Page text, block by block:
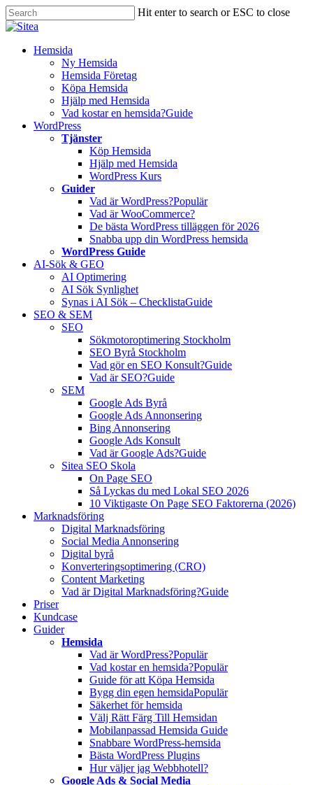
Skip
to
content
Hit enter to search or ESC to close
Close
InnehållHemsida
Ny Hemsida
Hemsida Företag
Köpa Hemsida
Hjälp med Hemsida
Vad kostar en hemsida?Guide
WordPress
Tjänster
Köp Hemsida
Hjälp med Hemsida
WordPress Kurs
Guider
Vad är WordPress?Populär
Vad är WooCommerce?
De bästa WordPress tilläggen för 2026
Snabba upp din WordPress hemsida
WordPress Guide
AI-Sök & GEO
AI Optimering
AI Sök Synlighet
Synas i AI Sök – ChecklistaGuide
SEO & SEM
SEO
Sökmotoroptimering Stockholm
SEO Byrå Stockholm
Vad gör en SEO Konsult?Guide
Vad är SEO?Guide
SEM
Google Ads Byrå
Google Ads Annonsering
Bing Annonsering
Google Ads Konsult
Vad är Google Ads?Guide
Sitea SEO Skola
On Page SEO
Så Lyckas du med Lokal SEO 2026
10 Viktigaste On Page SEO Faktorerna (2026)
Marknadsföring
Digital Marknadsföring
Social Media Annonsering
Digital byrå
Konverteringsoptimering (CRO)
Content Marketing
Vad är Digital Marknadsföring?Guide
Priser
Kundcase
Guider
Hemsida
Vad är WordPress?Populär
Vad kostar en hemsida?Populär
Guide för att Köpa Hemsida
Bygg din egen hemsidaPopulär
Säkerhet för hemsida
Välj Rätt Färg Till Hemsidan
Mobilanpassad Hemsida Guide
Snabbare WordPress-hemsida
Bästa WordPress Plugins
Hur väljer jag Webbhotell?
Google Ads & Social Media